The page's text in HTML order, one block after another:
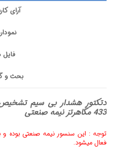
آرای
فایل
بحث و
دتکتور هشدار بی سیم تشخیص
433 مگاهرتز نیمه صنعتی
فعال میشود.